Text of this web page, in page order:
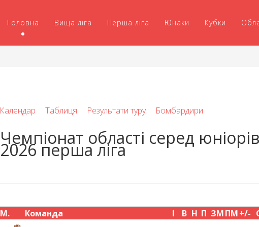
Головна Вища ліга Перша ліга Юнаки Кубки
Календар Таблиця Результати туру Бомбардири
Чемпіонат області серед юніорів
2026 перша ліга
М. Команда І В Н П ЗМПМ+/-